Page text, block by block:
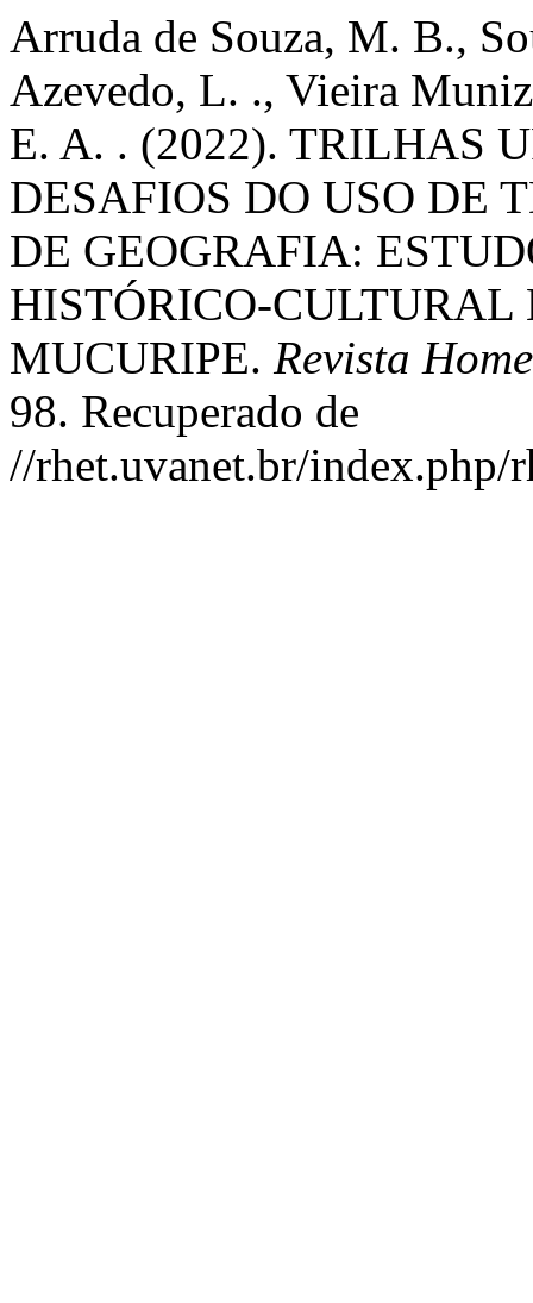
Arruda de Souza, M. B.,
Azevedo, L. ., Vieira
E. A. . (2022). TRILHAS
DESAFIOS DO USO DE
DE GEOGRAFIA:
HISTÓRICO-
MUCURIPE. Revista
98. Recuperado de
//rhet.uvanet.br/index.php/